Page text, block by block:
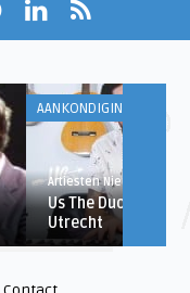
AANKONDIGINGEN
Artiesten Nieuws
Us The Duo voor
Utrecht